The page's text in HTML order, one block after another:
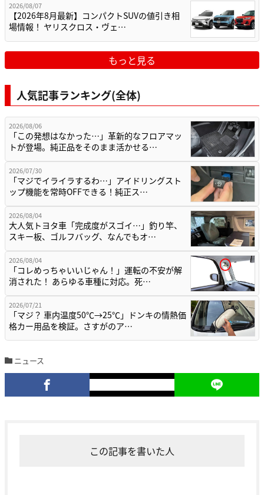
2026/08/07
【2026年8月最新】コンパクトSUVの値引き相
場情報！ ヤリスクロス・ヴェ…
もっと見る
人気記事ランキング(全体)
2026/08/06
「この発想はなかった…」革新的なフロアマッ
トが登場。純正品をそのまま活かせる…
2026/07/30
「マジでイライラするわ…」アイドリングスト
ップ機能を常時OFFできる！純正ス…
2026/08/04
大人気トヨタ車「完成度がスゴイ…」釣り竿、
スキー板、ゴルフバッグ、なんでもオ…
2026/08/04
「コレめっちゃいいじゃん！」運転の不安が解
消された！ あらゆる車種に対応。死…
2026/07/21
「マジ？ 車内温度50℃→25℃」ドンキの情熱価
格カー用品を検証。さすがのア…
ニュース
この記事を書いた人